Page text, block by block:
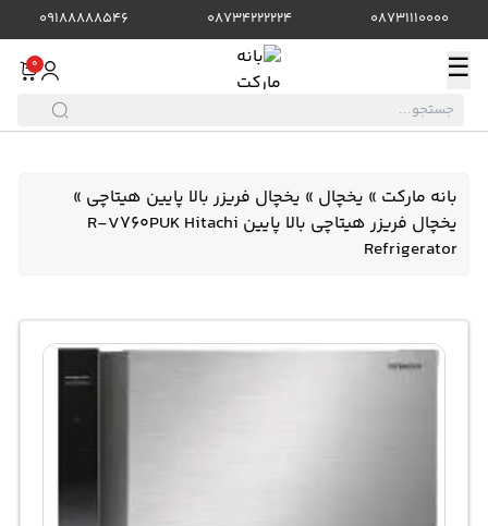
08731110000
08734222224
09188888546
☰
0
بانه مارکت » یخچال » یخچال فریزر بالا پایین هیتاچی »
یخچال فریزر هیتاچی بالا پایین R-V760PUK Hitachi
Refrigerator